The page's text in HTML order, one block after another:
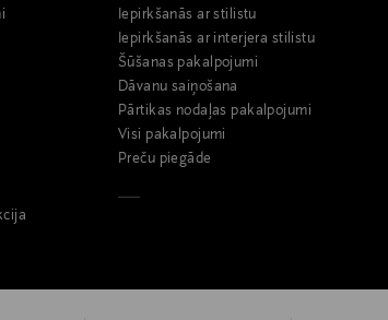
Iepirkšanās ar stilistu
Iepirkšanās ar interjera stilistu
Šūšanas pakalpojumi
Dāvanu saiņošana
Pārtikas nodaļas pakalpojumi
Visi pakalpojumi
Preču piegāde